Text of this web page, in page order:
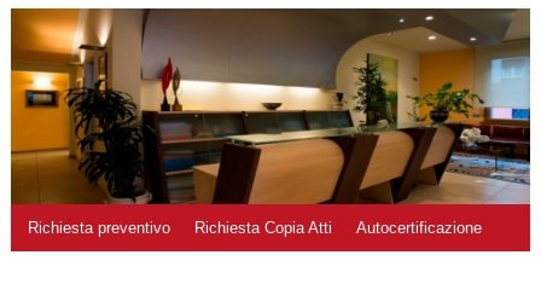
Richiesta preventivo Richiesta Copia Atti Autocertificazione